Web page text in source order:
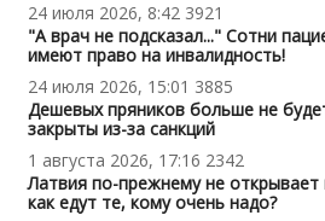
24 июля 2026, 8:42 3921
"А врач не подсказал..." Сотни
имеют право на инвалидность!
24 июля 2026, 15:01 3885
Дешевых пряников больше не
закрыты из-за санкций
1 августа 2026, 17:16 2342
Латвия по-прежнему не открывает
как едут те, кому очень надо?